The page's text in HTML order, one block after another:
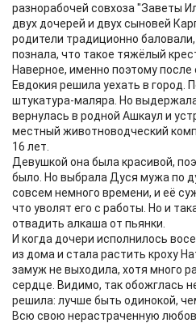
разнорабочей совхоза "Заветы
двух дочерей и двух сыновей
родители традиционно
познала, что такое тяжёлый
Наверное, именно поэтому
Евдокия решила уехать в город.
штукатура-маляра. Но
вернулась в родной Ашкаул и
местный животноводческий
16 лет.
Девушкой она была красивой,
было. Но выбрала Дуся мужа по
совсем немного времени, и её
что уволят его с работы. Но и
отвадить алкаша от пьянки.
И когда дочери исполнилось
из дома и стала растить кроху
замуж не выходила, хотя много
сердце. Видимо, так обожглась
решила: лучше быть одинокой,
Всю свою нерастраченную